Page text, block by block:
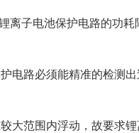
离子电池保护电路的功耗
电路必须能精准的检测出
大范围内浮动，故要求